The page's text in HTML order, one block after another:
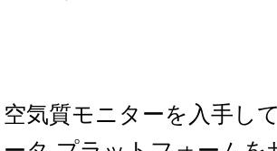
空気質モニターを入手し